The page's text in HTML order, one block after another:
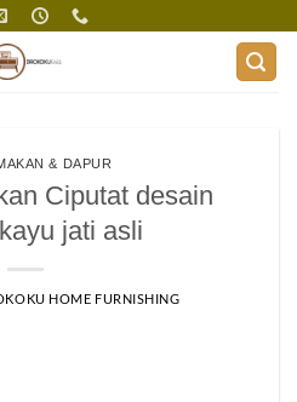
& DAPUR
Ciputat desain
jati asli
HOME FURNISHING